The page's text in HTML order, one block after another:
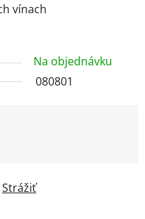
vínach
Na objednávku
080801
Strážiť